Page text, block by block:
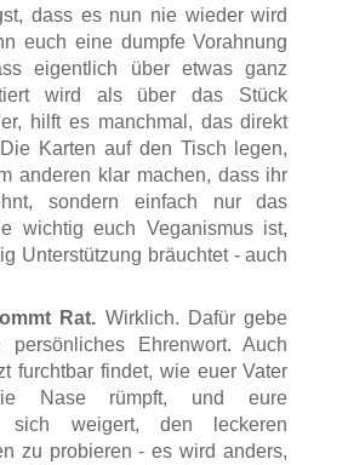
dass es nun nie wieder wird
euch eine dumpfe Vorahnung
eigentlich über etwas ganz
wird als über das Stück
hilft es manchmal, das direkt
Karten auf den Tisch legen,
anderen klar machen, dass ihr
sondern einfach nur das
wichtig euch Veganismus ist,
Unterstützung bräuchtet - auch
Rat. Wirklich. Dafür gebe
Ehrenwort. Auch
furchtbar findet, wie euer Vater
Nase rümpft, und eure
sich weigert, den leckeren
zu probieren - es wird anders,